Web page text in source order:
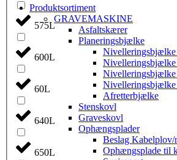
575L
600L
60L
640L
650L
Produktsortiment
GRAVEMASKINE
Asfaltskærer
Planeringsbjælke
Nivelleringsbjælke
Nivelleringsbjælke
Nivelleringsbjælke
Afretterbjælke
Stenskovl
Graveskovl
Ophængsplader
Beslag
Ophængsplade til